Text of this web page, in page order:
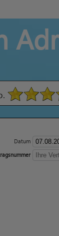
Datum